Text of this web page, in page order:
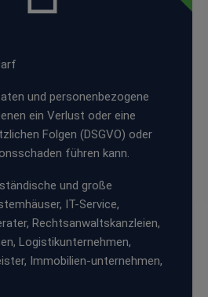
und personenbezogene
ein Verlust oder eine
Folgen (DSGVO) oder
führen kann.
und große
IT-Service,
Rechtsanwaltskanzleien,
Logistikunternehmen,
Immobilien-unternehmen,